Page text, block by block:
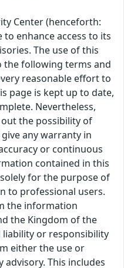
Center (henceforth:
to enhance access to its
The use of this
the following terms and
reasonable effort to
page is kept up to date,
Nevertheless,
out the possibility of
any warranty in
or continuous
contained in this
for the purpose of
to professional users.
the information
the Kingdom of the
liability or responsibility
either the use or
This includes